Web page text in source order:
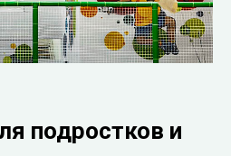
подростков и